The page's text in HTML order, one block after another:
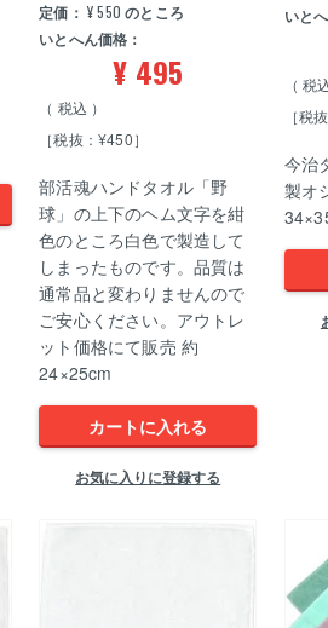
定価： ¥ 550 のところ
いとへん価格：
¥ 495
税込
［税抜：¥450］
部活魂ハンドタオル「野
球」の上下のヘム文字を紺
色のところ白色で製造して
しまったものです。品質は
通常品と変わりませんので
ご安心ください。アウトレ
ット価格にて販売 約
24×25cm
カートに入れる
お気に入りに登録する
いと
税
［税
今治
製オ